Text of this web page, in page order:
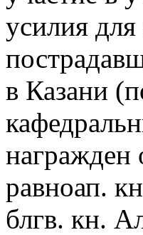
усилия
в Казани
награжден
равноап.
блгв. кн.